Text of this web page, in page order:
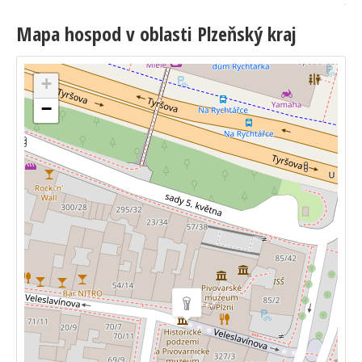
Mapa hospod v oblasti Plzeňský kraj
+
−